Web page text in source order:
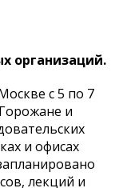
организаций.
с 5 по 7
и
и офисах
лекций и